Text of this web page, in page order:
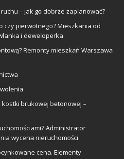
– jak go dobrze zaplanować?
czy pierwotnego? Mieszkania od
i deweloperka
Remonty mieszkań Warszawa
kostki brukowej betonowej –
Administrator
wycena nieruchomości
cena. Elementy